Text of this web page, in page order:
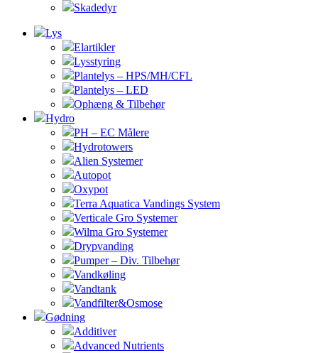
Skadedyr
Lys
Elartikler
Lysstyring
Plantelys – HPS/MH/CFL
Plantelys – LED
Ophæng & Tilbehør
Hydro
PH – EC Målere
Hydrotowers
Alien Systemer
Autopot
Oxypot
Terra Aquatica Vandings System
Verticale Gro Systemer
Wilma Gro Systemer
Drypvanding
Pumper – Div. Tilbehør
Vandkøling
Vandtank
Vandfilter&Osmose
Gødning
Additiver
Advanced Nutrients